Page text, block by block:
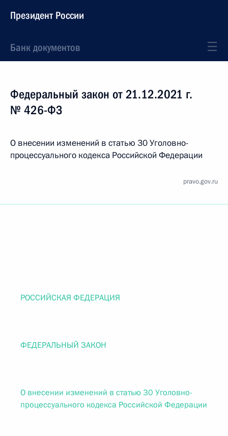
Президент России
Банк документов
Федеральный закон от 21.12.2021 г.
№ 426-ФЗ
О внесении изменений в статью 30 Уголовно-
процессуального кодекса Российской Федерации
pravo.gov.ru
РОССИЙСКАЯ ФЕДЕРАЦИЯ
ФЕДЕРАЛЬНЫЙ ЗАКОН
О внесении изменений в статью 30 Уголовно-
процессуального кодекса Российской Федерации